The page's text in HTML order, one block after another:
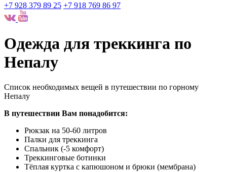
+7 928 379 89 25 +7 918 769 86 97
Одежда для треккинга по
Непалу
Список необходимых вещей в путешествии по горному
Непалу
В путешествии Вам понадобится:
Рюкзак на 50-60 литров
Палки для треккинга
Спальник (-5 комфорт)
Треккинговые ботинки
Тёплая куртка с капюшоном и брюки (мембрана)